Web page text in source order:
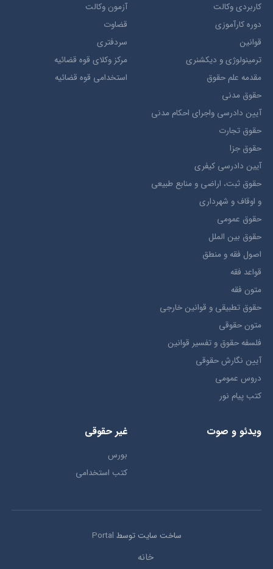
کاربردی وکالت
دوره کارآموزی
قوانین
ترمينولوژي و ديکشنري
مقدمه علم حقوق
حقوق مدني
آيين دادرسي ​واجراي ​احکام ​مدني
حقوق تجارت
حقوق جزا
آيین دادرسی کیفری
حقوق ثبت، اراضي و منابع طبيعي
و اوقاف و شهرداری
حقوق عمومی
حقوق بين الملل
اصول فقه و منطق
قواعد فقه
متون فقه
حقوق تطبيقي و قوانین خارجی
متون حقوقي
فلسفه حقوق و تفسیر قوانین
آیین نگارش حقوقی
دروس عمومی
کتب پیام نور
آزمون وکالت
قضاوت
سردفتری
مرکز وکلای قوه قضائیه
استخدامی قوه قضائیه
ویدئو و صوت غیر حقوقی
بورس
کتب استخدامی
ساخت سایت توسط Portal
خانه